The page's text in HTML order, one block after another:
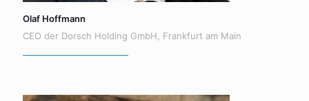
Olaf Hoffmann
CEO der Dorsch Holding GmbH, Frankfurt am Main